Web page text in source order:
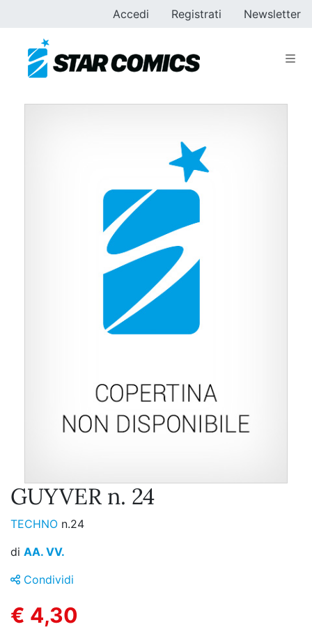
Accedi Registrati Newsletter
GUYVER n. 24
TECHNO n.24
di AA. VV.
Condividi
€ 4,30